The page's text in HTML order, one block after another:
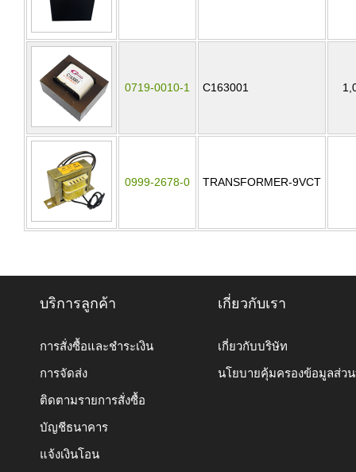
0719-0010-1 C163001
0999-2678-0 TRANSFORMER-9VCT
บริการลูกค้า
การสั่งซื้อและชำระเงิน
การจัดส่ง
ติดตามรายการสั่งซื้อ
บัญชีธนาคาร
แจ้งเงินโอน
เกี่ยวกับเรา
เกี่ยวกับบริษัท
นโยบายคุ้มครองข้อมูลส่ว